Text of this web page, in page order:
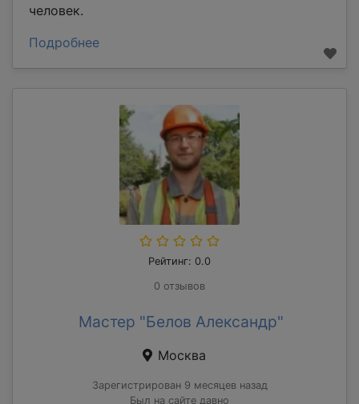
человек.
Подробнее
Рейтинг: 0.0
0 отзывов
Мастер "Белов Александр"
Москва
Зарегистрирован 9 месяцев назад
Был на сайте давно